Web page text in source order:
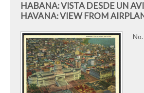
HABANA: VISTA DESDE UN
HAVANA: VIEW FROM